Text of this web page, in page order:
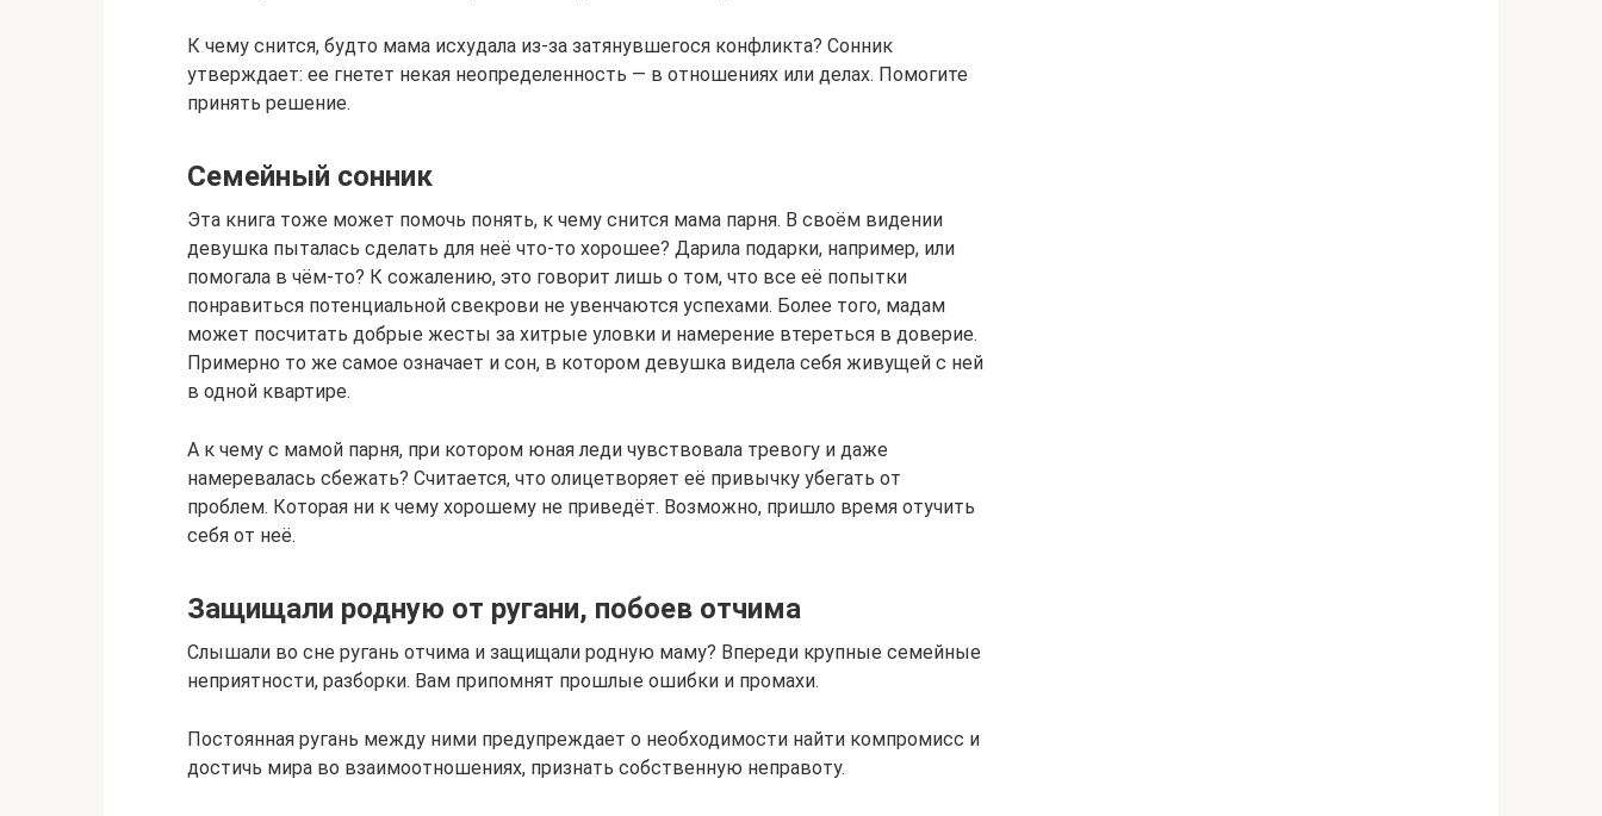
К чему снится, будто мама исхудала из-за затянувшегося конфликта? Сонник
утверждает: ее гнетет некая неопределенность — в отношениях или делах. Помогите
принять решение.
Семейный сонник
Эта книга тоже может помочь понять, к чему снится мама парня. В своём видении
девушка пыталась сделать для неё что-то хорошее? Дарила подарки, например, или
помогала в чём-то? К сожалению, это говорит лишь о том, что все её попытки
понравиться потенциальной свекрови не увенчаются успехами. Более того, мадам
может посчитать добрые жесты за хитрые уловки и намерение втереться в доверие.
Примерно то же самое означает и сон, в котором девушка видела себя живущей с ней
в одной квартире.
А к чему с мамой парня, при котором юная леди чувствовала тревогу и даже
намеревалась сбежать? Считается, что олицетворяет её привычку убегать от
проблем. Которая ни к чему хорошему не приведёт. Возможно, пришло время отучить
себя от неё.
Защищали родную от ругани, побоев отчима
Слышали во сне ругань отчима и защищали родную маму? Впереди крупные семейные
неприятности, разборки. Вам припомнят прошлые ошибки и промахи.
Постоянная ругань между ними предупреждает о необходимости найти компромисс и
достичь мира во взаимоотношениях, признать собственную неправоту.